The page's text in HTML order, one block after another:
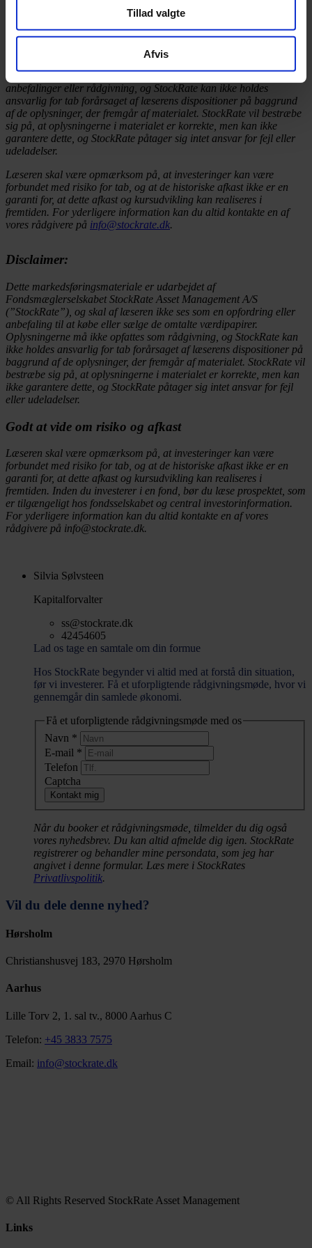
Tillad valgte
Afvis
Disclaimer: Dette materiale er udarbejdet af Fondsmæglerselskabet
StockRate Asset Management A/S (”StockRate”), og skal af læseren
omtalte værdipapirer. Oplysningerne må ikke opfattes som
anbefalinger eller rådgivning, og StockRate kan ikke holdes
ansvarlig for tab forårsaget af læserens dispositioner på baggrund
af de oplysninger, der fremgår af materialet. StockRate vil bestræbe
sig på, at oplysningerne i materialet er korrekte, men kan ikke
garantere dette, og StockRate påtager sig intet ansvar for fejl eller
udeladelser.
Læseren skal være opmærksom på, at investeringer kan være
forbundet med risiko for tab, og at de historiske afkast ikke er en
garanti for, at dette afkast og kursudvikling kan realiseres i
fremtiden. For yderligere information kan du altid kontakte en af
vores rådgivere på info@stockrate.dk.
Disclaimer:
Dette markedsføringsmateriale er udarbejdet af
Fondsmæglerselskabet StockRate Asset Management A/S
(”StockRate”), og skal af læseren ikke ses som en opfordring eller
anbefaling til at købe eller sælge de omtalte værdipapirer.
Oplysningerne må ikke opfattes som rådgivning, og StockRate kan
ikke holdes ansvarlig for tab forårsaget af læserens dispositioner på
baggrund af de oplysninger, der fremgår af materialet. StockRate vil
bestræbe sig på, at oplysningerne i materialet er korrekte, men kan
ikke garantere dette, og StockRate påtager sig intet ansvar for fejl
eller udeladelser.
Godt at vide om risiko og afkast
Læseren skal være opmærksom på, at investeringer kan være
forbundet med risiko for tab, og at de historiske afkast ikke er en
garanti for, at dette afkast og kursudvikling kan realiseres i
fremtiden. Inden du investerer i en fond, bør du læse prospektet, som
er tilgængeligt hos fondsselskabet og central investorinformation.
For yderligere information kan du altid kontakte en af vores
rådgivere på info@stockrate.dk.
Silvia Sølvsteen
Kapitalforvalter
ss@stockrate.dk
42454605
Lad os tage en samtale om din formue
Hos StockRate begynder vi altid med at forstå din situation,
før vi investerer. Få et uforpligtende rådgivningsmøde, hvor vi
gennemgår din samlede økonomi.
Få et uforpligtende rådgivningsmøde med os
Navn *
E-mail *
Telefon
Captcha
Kontakt mig
Når du booker et rådgivningsmøde, tilmelder du dig også
vores nyhedsbrev. Du kan altid afmelde dig igen. StockRate
registrerer og behandler mine persondata, som jeg har
angivet i denne formular. Læs mere i StockRates
Privatlivspolitik.
Vil du dele denne nyhed?
Hørsholm
Christianshusvej 183, 2970 Hørsholm
Aarhus
Lille Torv 2, 1. sal tv., 8000 Aarhus C
Telefon: +45 3833 7575
Email: info@stockrate.dk
© All Rights Reserved StockRate Asset Management
Links